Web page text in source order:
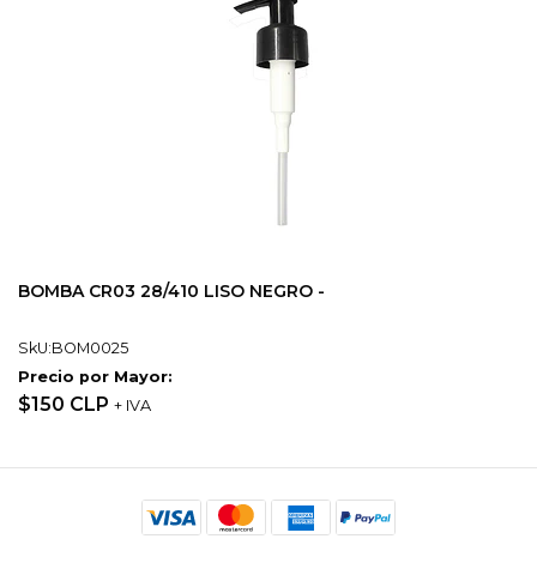
BOMBA CR03 28/410 LISO NEGRO -
SkU:BOM0025
Precio por Mayor:
$150 CLP + IVA